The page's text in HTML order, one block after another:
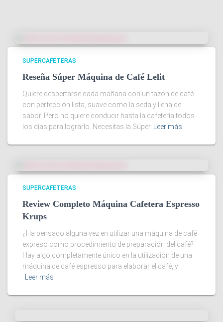
SUPERCAFETERAS
Reseña Súper Máquina de Café Lelit
Quiere despertarse cada mañana con un tazón de café
con perfección lista, suave como la seda y llena de
sabor. Pero no quiere conducir hasta la cafetería todos
los días para lograrlo. Necesitas la Súper
Leer más
SUPERCAFETERAS
Review Completo Máquina Cafetera Espresso
Krups
¿Ha pensado alguna vez en utilizar una máquina de café
expreso como procedimiento de preparación del café?
Hay algo completamente único en la utilización de una
máquina de café espresso para elaborar el café, y
Leer más